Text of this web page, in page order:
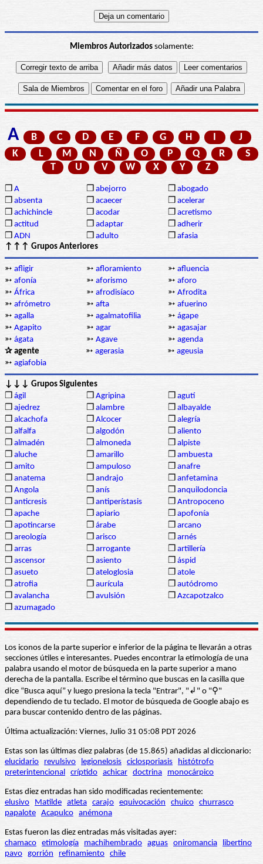
Miembros Autorizadossolamente:
A B C D E F G H I
J
K
L M N Ñ O P Q R
S
T
U V W X Y Z
❒ A ❒ abejorro ❒ abogado
❒ absenta ❒ acaecer ❒ acelerar
❒ achichincle ❒ acodar ❒ acretismo
❒ actitud ❒ adaptar ❒ adherir
❒ ADN ❒ adulto ❒ afasia
↑↑↑ Grupos Anteriores
➳ afligir ➳ afloramiento ➳ afluencia
➳ afonía ➳ aforismo ➳ aforo
➳ África ➳ afrodisíaco ➳ Afrodita
➳ afrómetro ➳ afta ➳ afuerino
➳ agalla ➳ agalmatofilia ➳ ágape
➳ Agapito ➳ agar ➳ agasajar
➳ ágata ➳ Agave ➳ agenda
✰ agente
➳ agerasia ➳ ageusia
➳ agiafobia
↓↓↓ Grupos Siguientes
❒ ágil ❒ Agripina ❒ agutí
❒ ajedrez ❒ alambre ❒ albayalde
❒ alcachofa ❒ Alcocer ❒ alegría
❒ alfalfa ❒ algodón ❒ aliento
❒ almadén ❒ almoneda ❒ alpiste
❒ aluche ❒ amarillo ❒ ambuesta
❒ amito ❒ ampuloso ❒ anafre
❒ anatema ❒ andrajo ❒ anfetamina
❒ Angola ❒ anís ❒ anquilodoncia
❒ anticresis ❒ antiperístasis ❒ Antropoceno
❒ apache ❒ apiario ❒ apofonía
❒ apotincarse ❒ árabe ❒ arcano
❒ areología ❒ arisco ❒ arnés
❒ arras ❒ arrogante ❒ artillería
❒ ascensor ❒ asiento ❒ áspid
❒ asueto ❒ ateloglosia ❒ atole
❒ atrofia ❒ aurícula ❒ autódromo
❒ avalancha ❒ avulsión ❒ Azcapotzalco
❒ azumagado
Los iconos de la parte superior e inferior de la página te llevarán a otras
secciones útiles e interesantes. Puedes encontrar la etimología de una
palabra usando el motor de búsqueda en la parte superior a mano
derecha de la pantalla. Escribe el término que buscas en la casilla que
dice “Busca aquí” y luego presiona la tecla "Entrar", "↲" o "⚲"
dependiendo de tu teclado. El motor de búsqueda de Google abajo es
para buscar contenido dentro de las páginas.
Última actualización: Viernes, Julio 31 05:08 PDT 2026
Estas son las últimas diez palabras (de 15.865) añadidas al diccionario:
elucidario
revulsivo legionelosis ciclosporiasis
histótrofo
preterintencional críptido achicar doctrina monocárpico
Estas diez entradas han sido modificadas recientemente:
elusivo
Matilde atleta carajo equivocación chuico churrasco
papalote Acapulco anémona
Estas fueron las diez entradas más visitadas ayer:
chamaco etimología machihembrado aguas oniromancia
libertino
pavo gorrión refinamiento chile